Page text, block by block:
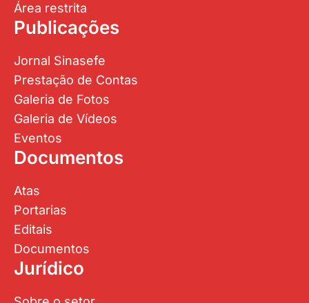
Área restrita
Publicações
Jornal Sinasefe
Prestação de Contas
Galeria de Fotos
Galeria de Vídeos
Eventos
Documentos
Atas
Portarias
Editais
Documentos
Jurídico